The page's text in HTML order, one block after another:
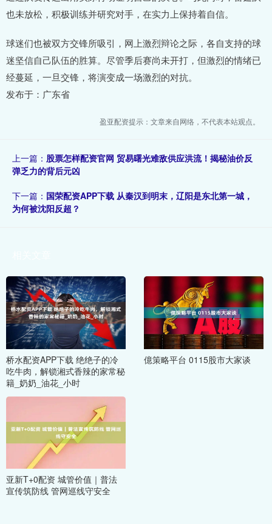
也未放松，积极训练并研究对手，在实力上保持着自信。
球迷们也被双方交锋所吸引，网上激烈辩论之际，各自支持的球
迷坚信自己队伍的胜算。尽管季后赛尚未开打，但激烈的情绪已
经蔓延，一旦交锋，将演变成一场激烈的对抗。
发布于：广东省
盈亚配资提示：文章来自网络，不代表本站观点。
上一篇： 股票怎样配资官网 贸易曙光难敌供应洪流！揭秘油价反
弹乏力的背后元凶
下一篇： 国荣配资APP下载 从秦汉到明末，辽阳是东北第一城，
为何被沈阳反超？
桥水配资APP下载 绝绝子的冷
吃牛肉，解锁湘式香辣的家常秘
籍_奶奶_油花_小时
億策略平台 0115股市大家谈
亚新T+0配资 城管价值｜普法
宣传筑防线 管网巡线守安全